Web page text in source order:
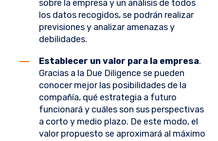
sobre la empresa y un análisis de todos
los datos recogidos, se podrán realizar
previsiones y analizar amenazas y
debilidades.
Establecer un valor para la empresa.
Gracias a la Due Diligence se pueden
conocer mejor las posibilidades de la
compañía, qué estrategia a futuro
funcionará y cuáles son sus perspectivas
a corto y medio plazo. De este modo, el
valor propuesto se aproximará al máximo